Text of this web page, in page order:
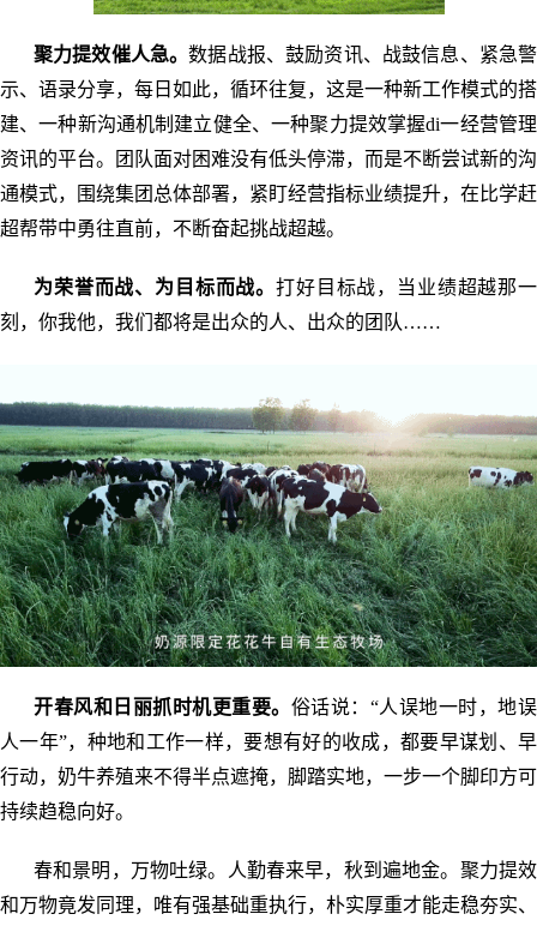
聚力提效催人急。数据战报、鼓励资讯、战鼓信息、紧急警
示、语录分享，每日如此，循环往复，这是一种新工作模式的搭
建、一种新沟通机制建立健全、一种聚力提效掌握di一经营管理
资讯的平台。团队面对困难没有低头停滞，而是不断尝试新的沟
通模式，围绕集团总体部署，紧盯经营指标业绩提升，在比学赶
超帮带中勇往直前，不断奋起挑战超越。
为荣誉而战、为目标而战。 打好目标战，当业绩超越那一
刻，你我他，我们都将是出众的人、出众的团队……
开春风和日丽抓时机更重要。 俗话说：“人误地一时，地误
人一年”，种地和工作一样，要想有好的收成，都要早谋划、早
行动，奶牛养殖来不得半点遮掩，脚踏实地，一步一个脚印方可
持续趋稳向好。
春和景明，万物吐绿。人勤春来早，秋到遍地金。聚力提效
和万物竟发同理，唯有强基础重执行，朴实厚重才能走稳夯实、